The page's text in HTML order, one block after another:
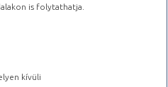
is folytathatja.
kívüli